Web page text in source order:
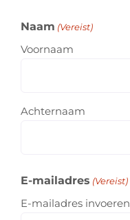
Naam (Vereist)
Voornaam
Achternaam
E-mailadres (Vereist)
E-mailadres invoeren